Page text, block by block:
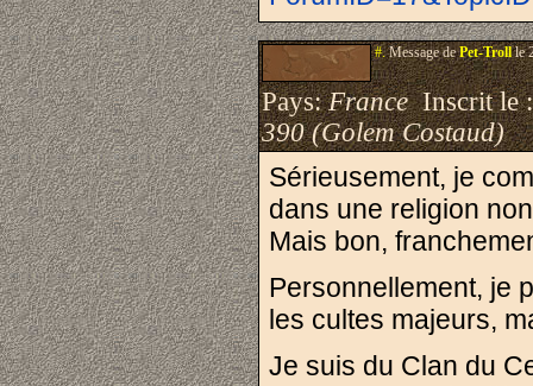
#.Message dePet-Trollle
Pays:FranceInscrit le
390 (Golem Costaud)
Sérieusement, je
dans une religion
Mais bon,
Personnellement, je
les cultes majeurs,
Je suis du Clan du